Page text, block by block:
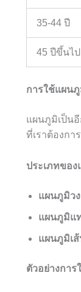
35-44 ปี
45 ปีขึ้นไป
การใช้แผน
แผนภูมิเป็นอี
ที่เราต้องกา
ประเภทขอ
แผนภูมิว
แผนภูมิแ
แผนภูมิเ
ตัวอย่างกา